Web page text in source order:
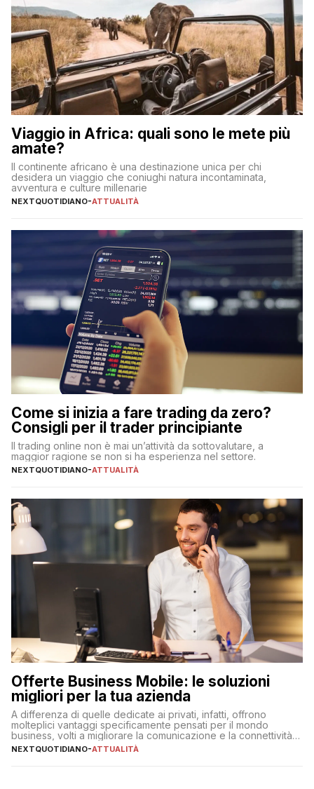
Viaggio in Africa: quali sono le mete più
amate?
Il continente africano è una destinazione unica per chi
desidera un viaggio che coniughi natura incontaminata,
avventura e culture millenarie
NEXTQUOTIDIANO-ATTUALITÀ
Come si inizia a fare trading da zero?
Consigli per il trader principiante
Il trading online non è mai un’attività da sottovalutare, a
maggior ragione se non si ha esperienza nel settore.
NEXTQUOTIDIANO-ATTUALITÀ
Offerte Business Mobile: le soluzioni
migliori per la tua azienda
A differenza di quelle dedicate ai privati, infatti, offrono
molteplici vantaggi specificamente pensati per il mondo
business, volti a migliorare la comunicazione e la connettività
degli utenti
NEXTQUOTIDIANO-ATTUALITÀ